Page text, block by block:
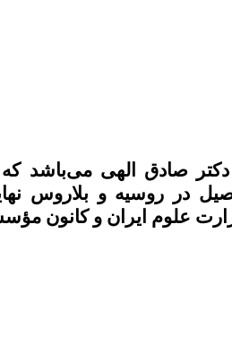
صادق الهی می‌باشد که
در روسیه و بلاروس
علوم ایران و کانون